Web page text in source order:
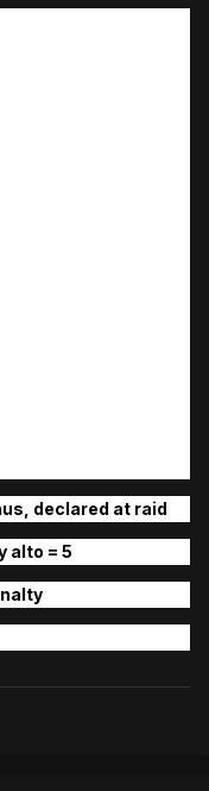
declared at raid
alto = 5